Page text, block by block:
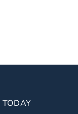
TODAY